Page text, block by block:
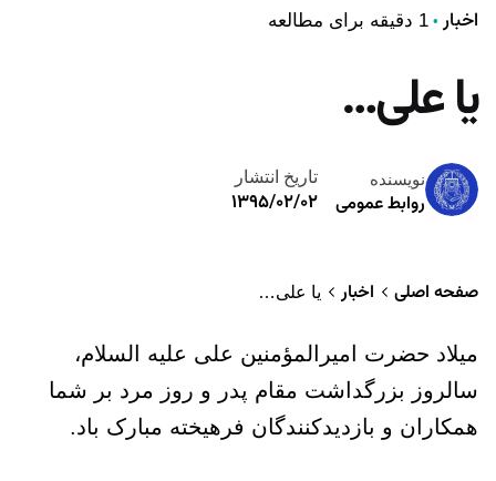
اخبار 1 دقیقه برای مطالعه
یا علی…
نویسنده
روابط عمومی
تاریخ انتشار
۱۳۹۵/۰۲/۰۲
صفحه اصلی اخبار یا علی…
میلاد حضرت امیرالمؤمنین علی علیه السلام،
سالروز بزرگداشت مقام پدر و روز مرد بر شما
همکاران و بازدیدکنندگان فرهیخته مبارک باد.